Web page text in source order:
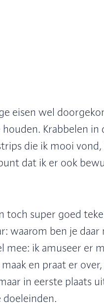
eisen wel
Krabbelen in
die ik mooi
dat ik er ook
toch super goed
waarom ben je
mee: ik amuseer er
en praat er
in eerste plaats
doeleinden.